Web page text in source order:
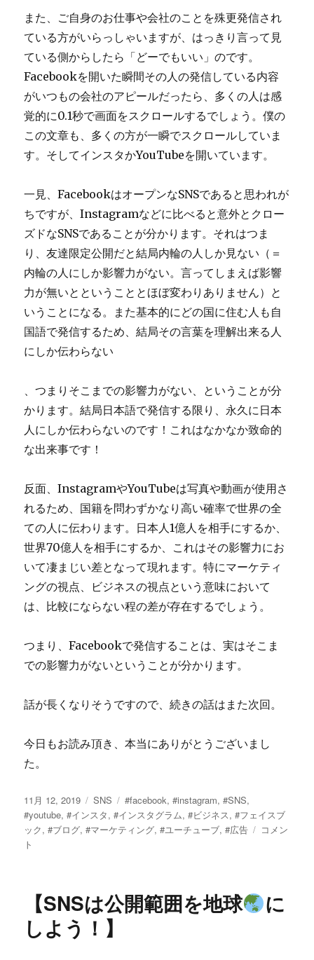
また、ご自身のお仕事や会社のことを殊更発信され
ている方がいらっしゃいますが、はっきり言って見
ている側からしたら「どーでもいい」のです。
Facebookを開いた瞬間その人の発信している内容
がいつもの会社のアピールだったら、多くの人は感
覚的に0.1秒で画面をスクロールするでしょう。僕の
この文章も、多くの方が一瞬でスクロールしていま
す。そしてインスタかYouTubeを開いています。
一見、FacebookはオープンなSNSであると思われが
ちですが、Instagramなどに比べると意外とクロー
ズドなSNSであることが分かります。それはつま
り、友達限定公開だと結局内輪の人しか見ない（＝
内輪の人にしか影響力がない。言ってしまえば影響
力が無いとということとほぼ変わりありません）と
いうことになる。また基本的にどの国に住む人も自
国語で発信するため、結局その言葉を理解出来る人
にしか伝わらない
、つまりそこまでの影響力がない、ということが分
かります。結局日本語で発信する限り、永久に日本
人にしか伝わらないのです！これはなかなか致命的
な出来事です！
反面、InstagramやYouTubeは写真や動画が使用さ
れるため、国籍を問わずかなり高い確率で世界の全
ての人に伝わります。日本人1億人を相手にするか、
世界70億人を相手にするか、これはその影響力にお
いて凄まじい差となって現れます。特にマーケティ
ングの視点、ビジネスの視点という意味において
は、比較にならない程の差が存在するでしょう。
つまり、Facebookで発信することは、実はそこま
での影響力がないということが分かります。
話が長くなりそうですので、続きの話はまた次回。
今日もお読み頂き、本当にありがとうございまし
た。
投
稿
日:
11月 12, 2019
カ
テ
ゴ
SNS
タ
グ
#facebook,#instagram,#SNS,
#youtube,#インスタ,#インスタグラム,#ビジネス,#フェイスブ
ック,#ブログ,#マーケティング,#ユーチューブ,#広告
時
は
あ
コメン
ト
【SNSは公開範囲を地球
に
しよう！】